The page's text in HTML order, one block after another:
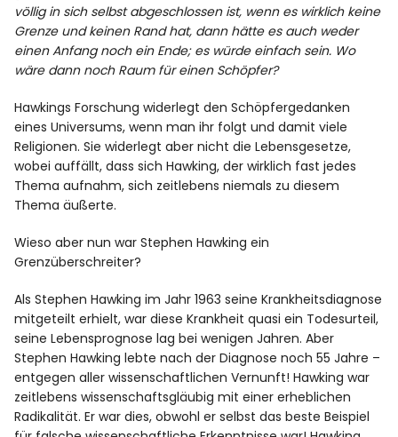
völlig in sich selbst abgeschlossen ist, wenn es wirklich keine
Grenze und keinen Rand hat, dann hätte es auch weder
einen Anfang noch ein Ende; es würde einfach sein. Wo
wäre dann noch Raum für einen Schöpfer?
Hawkings Forschung widerlegt den Schöpfergedanken
eines Universums, wenn man ihr folgt und damit viele
Religionen. Sie widerlegt aber nicht die Lebensgesetze,
wobei auffällt, dass sich Hawking, der wirklich fast jedes
Thema aufnahm, sich zeitlebens niemals zu diesem
Thema äußerte.
Wieso aber nun war Stephen Hawking ein
Grenzüberschreiter?
Als Stephen Hawking im Jahr 1963 seine Krankheitsdiagnose
mitgeteilt erhielt, war diese Krankheit quasi ein Todesurteil,
seine Lebensprognose lag bei wenigen Jahren. Aber
Stephen Hawking lebte nach der Diagnose noch 55 Jahre –
entgegen aller wissenschaftlichen Vernunft! Hawking war
zeitlebens wissenschaftsgläubig mit einer erheblichen
Radikalität. Er war dies, obwohl er selbst das beste Beispiel